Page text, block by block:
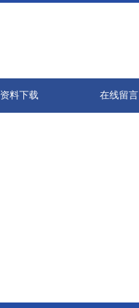
资料下载 在线留言